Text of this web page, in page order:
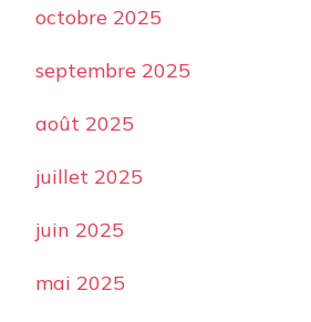
octobre 2025
septembre 2025
août 2025
juillet 2025
juin 2025
mai 2025